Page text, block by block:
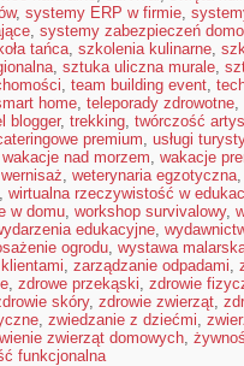
, systemy ERP w firmie,
, systemy zabezpieczeń
tańca, szkolenia kulinarne,
, sztuka uliczna murale,
, team building event,
home, teleporady zdrowotne,
blogger, trekking, twórczość
premium, usługi
wakacje nad morzem, wakacje
wernisaż, weterynaria egzotyczna
, wirtualna rzeczywistość w
w domu, workshop survivalowy,
edukacyjne,
ogrodu, wystawa
, zarządzanie odpadami,
, zdrowe przekąski, zdrowie
skóry, zdrowie zwierząt,
, zwiedzanie z dziećmi,
zwierząt domowych,
funkcjonalna